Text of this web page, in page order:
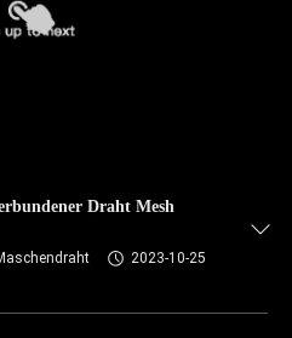
Draht Mesh
2023-10-25